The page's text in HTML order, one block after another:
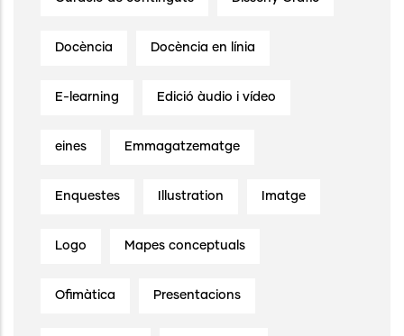
Docència Docència en línia
E-learning Edició àudio i vídeo
eines Emmagatzematge
Enquestes Illustration Imatge
Logo Mapes conceptuals
Ofimàtica Presentacions